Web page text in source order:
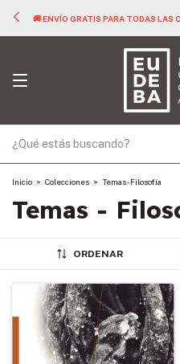
🚚 ENVÍO GRATIS PARA TODAS LAS
Inicio > Colecciones > Temas - Filosofía
Temas -
ORDENAR